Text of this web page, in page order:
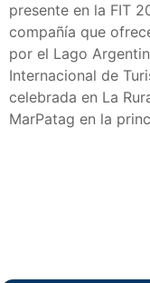
presente en la FIT
compañía que
por el Lago
Internacional de
celebrada en La
MarPatag en la